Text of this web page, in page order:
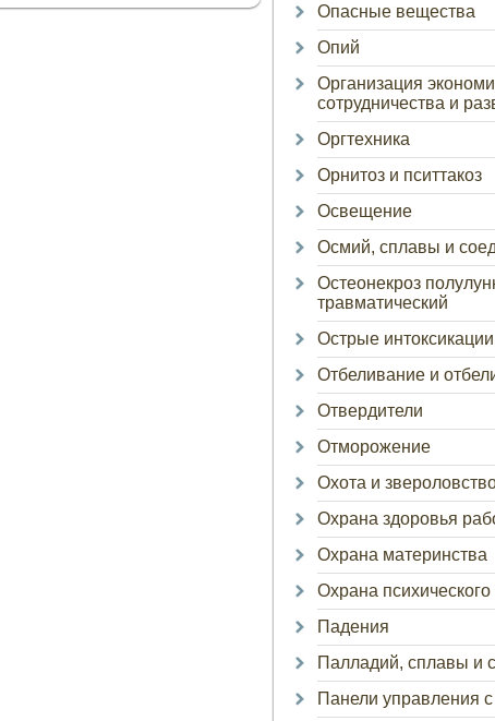
Опасные вещества
Опий
Организация
сотрудничества и
Оргтехника
Орнитоз и пситтакоз
Освещение
Осмий, сплавы и
Остеонекроз
травматический
Острые
Отбеливание и
Отвердители
Отморожение
Охота и
Охрана здоровья
Охрана материнства
Охрана психического
Падения
Палладий, сплавы и
Панели управления